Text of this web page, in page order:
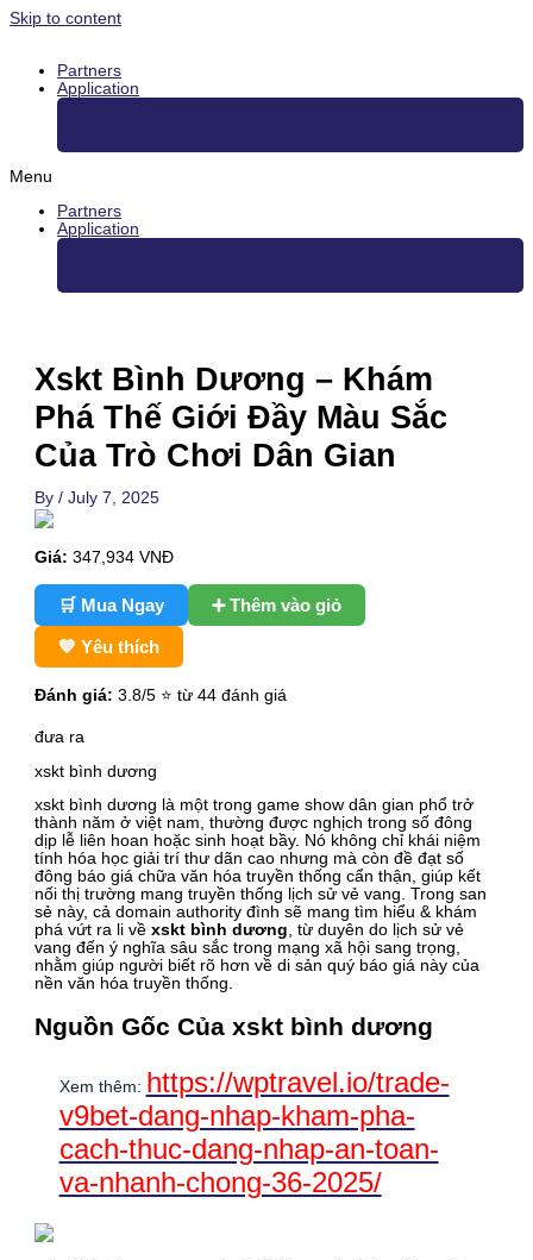
Skip to content
Partners
Application
Menu
Partners
Application
Xskt Bình Dương – Khám
Phá Thế Giới Đầy Màu Sắc
Của Trò Chơi Dân Gian
By/July 7, 2025
Giá: 347,934 VNĐ
🛒 Mua Ngay ➕ Thêm vào giỏ
💙 Yêu thích
Đánh giá: 3.8/5 ⭐ từ 44 đánh giá
đưa ra
xskt bình dương
xskt bình dương là một trong game show dân gian phổ trở
thành năm ở việt nam, thường được nghịch trong số đông
dịp lễ liên hoan hoặc sinh hoạt bầy. Nó không chỉ khái niệm
tính hóa học giải trí thư dãn cao nhưng mà còn đề đạt số
đông báo giá chữa văn hóa truyền thống cẩn thận, giúp kết
nối thị trường mang truyền thống lịch sử vẻ vang. Trong san
sẻ này, cả domain authority đình sẽ mang tìm hiểu & khám
phá vứt ra li vềxskt bình dương, từ duyên do lịch sử vẻ
vang đến ý nghĩa sâu sắc trong mạng xã hội sang trọng,
nhằm giúp người biết rõ hơn về di sản quý báo giá này của
nền văn hóa truyền thống.
Nguồn Gốc Của xskt bình dương
Xem thêm: https://wptravel.io/trade-
v9bet-dang-nhap-kham-pha-
cach-thuc-dang-nhap-an-toan-
va-nhanh-chong-36-2025/